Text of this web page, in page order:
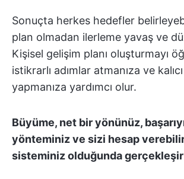
Sonuçta herkes hedefler
plan olmadan ilerleme yavaş ve
Kişisel gelişim planı oluşturmayı
istikrarlı adımlar atmanıza ve
yapmanıza yardımcı olur.
Büyüme, net bir yönünüz,
yönteminiz ve sizi hesap
sisteminiz olduğunda gerçekleşir